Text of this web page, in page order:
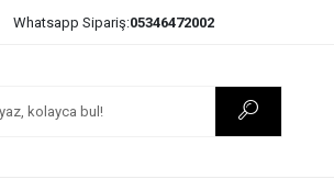
Whatsapp Sipariş:05346472002